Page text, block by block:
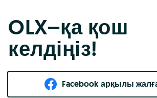
OLX–қа қош
келдіңіз!
Facebook арқылы